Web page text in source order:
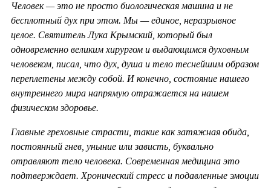
Человек — это не просто биологическая машина и не
бесплотный дух при этом. Мы — единое, неразрывное
целое. Святитель Лука Крымский, который был
одновременно великим хирургом и выдающимся духовным
человеком, писал, что дух, душа и тело теснейшим образом
переплетены между собой. И конечно, состояние нашего
внутреннего мира напрямую отражается на нашем
физическом здоровье.
Главные греховные страсти, такие как затяжная обида,
постоянный гнев, уныние или зависть, буквально
отравляют тело человека. Современная медицина это
подтверждает. Хронический стресс и подавленные эмоции